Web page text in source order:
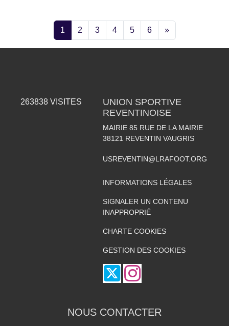
1 2 3 4 5 6 »
263838 VISITES
UNION SPORTIVE
REVENTINOISE
MAIRIE 85 RUE DE LA MAIRIE
38121 REVENTIN VAUGRIS
USREVENTIN@LRAFOOT.ORG
INFORMATIONS LÉGALES
SIGNALER UN CONTENU
INAPPROPRIÉ
CHARTE COOKIES
GESTION DES COOKIES
NOUS CONTACTER